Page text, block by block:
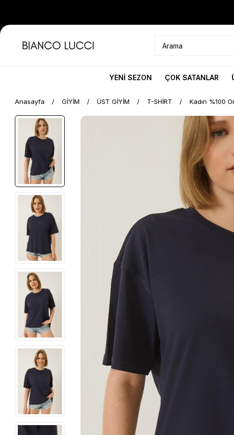
YENİ SEZON ÇOK SATANLAR
Anasayfa GİYİM ÜST GİYİM T-SHİRT Kadın %100